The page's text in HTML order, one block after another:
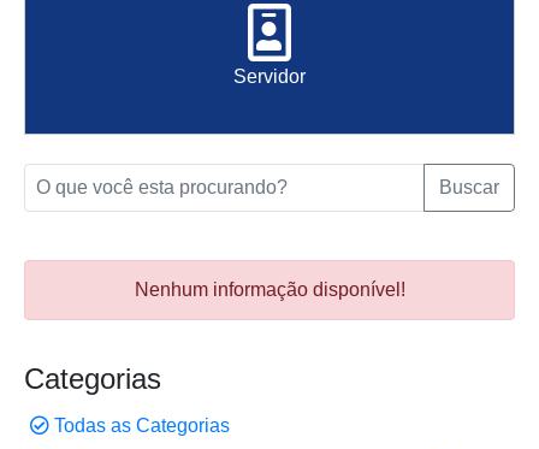
Servidor
Buscar
Nenhum informação disponível!
Categorias
Todas as Categorias